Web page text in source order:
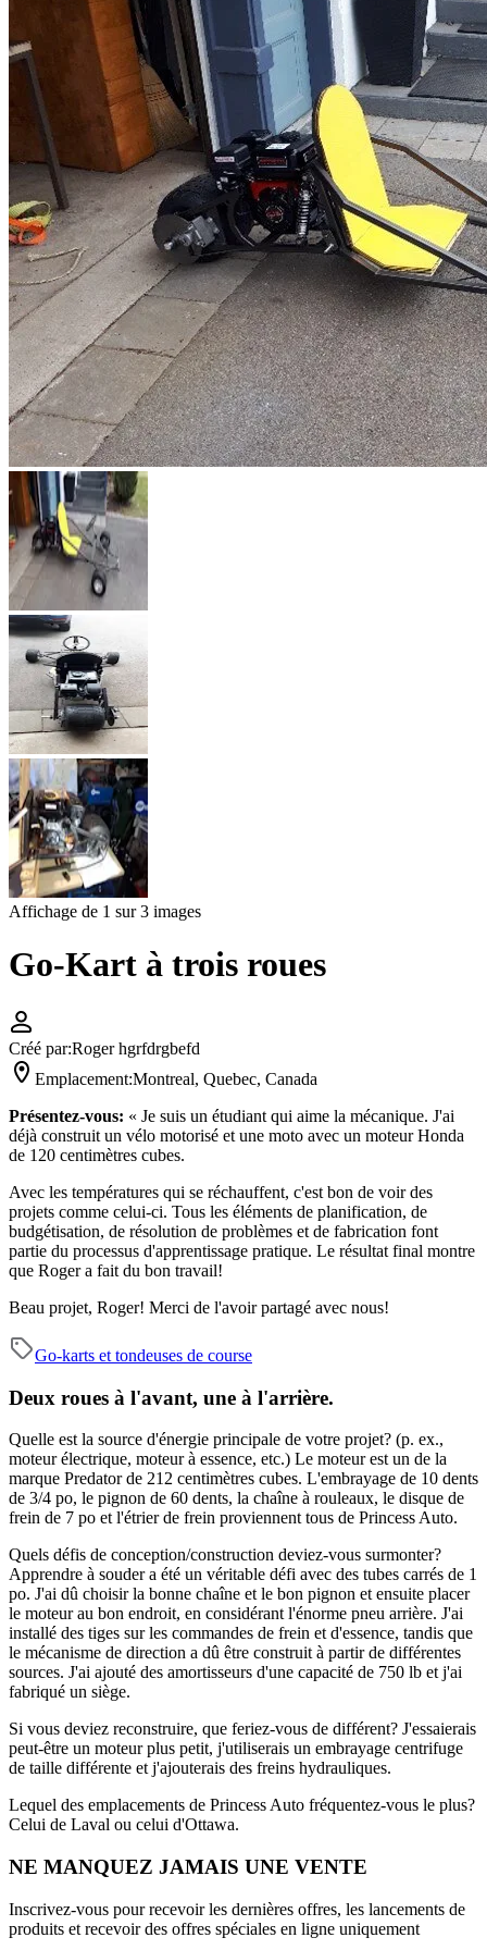
Affichage de 1 sur 3 images
Go-Kart à trois roues
Créé par:Roger hgrfdrgbefd
Emplacement:Montreal, Quebec, Canada
Présentez-vous: « Je suis un étudiant qui aime la mécanique. J'ai
déjà construit un vélo motorisé et une moto avec un moteur Honda
de 120 centimètres cubes.
Avec les températures qui se réchauffent, c'est bon de voir des
projets comme celui-ci. Tous les éléments de planification, de
budgétisation, de résolution de problèmes et de fabrication font
partie du processus d'apprentissage pratique. Le résultat final montre
que Roger a fait du bon travail!
Beau projet, Roger! Merci de l'avoir partagé avec nous!
Go-karts et tondeuses de course
Deux roues à l'avant, une à l'arrière.
Quelle est la source d'énergie principale de votre projet? (p. ex.,
moteur électrique, moteur à essence, etc.) Le moteur est un de la
marque Predator de 212 centimètres cubes. L'embrayage de 10 dents
de 3/4 po, le pignon de 60 dents, la chaîne à rouleaux, le disque de
frein de 7 po et l'étrier de frein proviennent tous de Princess Auto.
Quels défis de conception/construction deviez-vous surmonter?
Apprendre à souder a été un véritable défi avec des tubes carrés de 1
po. J'ai dû choisir la bonne chaîne et le bon pignon et ensuite placer
le moteur au bon endroit, en considérant l'énorme pneu arrière. J'ai
installé des tiges sur les commandes de frein et d'essence, tandis que
le mécanisme de direction a dû être construit à partir de différentes
sources. J'ai ajouté des amortisseurs d'une capacité de 750 lb et j'ai
fabriqué un siège.
Si vous deviez reconstruire, que feriez-vous de différent? J'essaierais
peut-être un moteur plus petit, j'utiliserais un embrayage centrifuge
de taille différente et j'ajouterais des freins hydrauliques.
Lequel des emplacements de Princess Auto fréquentez-vous le plus?
Celui de Laval ou celui d'Ottawa.
NE MANQUEZ JAMAIS UNE VENTE
Inscrivez-vous pour recevoir les dernières offres, les lancements de
produits et recevoir des offres spéciales en ligne uniquement